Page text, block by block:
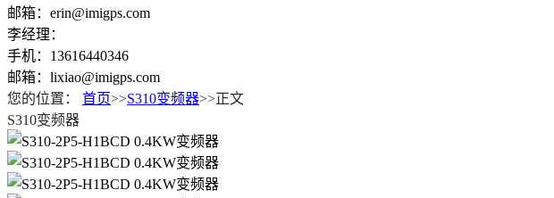
邮箱：erin@imigps.com
李经理：
手机：13616440346
邮箱：lixiao@imigps.com
您的位置：
首页>>S310变频器>>正文
S310变频器